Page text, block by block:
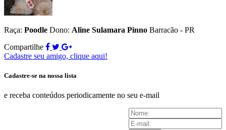
Raça: Poodle Dono: Aline Sulamara Pinno Barracão - PR
Compartilhe
Cadastre seu amigo, clique aqui!
Cadastre-se na nossa lista
e receba conteúdos periodicamente no seu e-mail